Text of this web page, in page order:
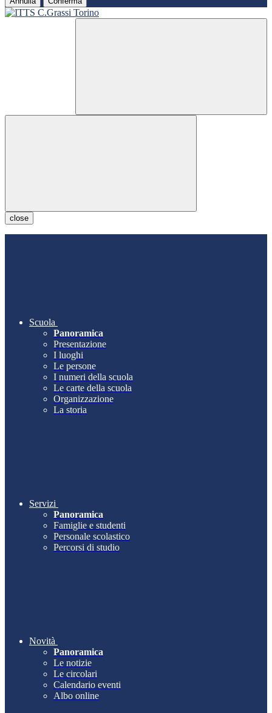
close
Scuola
Panoramica
Presentazione
I luoghi
Le persone
I numeri della scuola
Le carte della scuola
Organizzazione
La storia
Servizi
Panoramica
Famiglie e studenti
Personale scolastico
Percorsi di studio
Novità
Panoramica
Le notizie
Le circolari
Calendario eventi
Albo online